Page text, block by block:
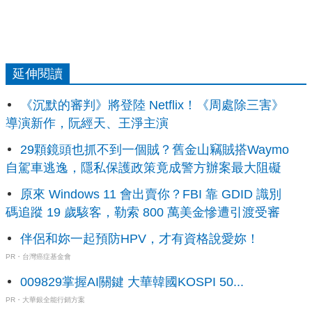
延伸閱讀
《沉默的審判》將登陸 Netflix！《周處除三害》
導演新作，阮經天、王淨主演
29顆鏡頭也抓不到一個賊？舊金山竊賊搭Waymo
自駕車逃逸，隱私保護政策竟成警方辦案最大阻礙
原來 Windows 11 會出賣你？FBI 靠 GDID 識別
碼追蹤 19 歲駭客，勒索 800 萬美金慘遭引渡受審
伴侶和妳一起預防HPV，才有資格說愛妳！
PR・台灣癌症基金會
009829掌握AI關鍵 大華韓國KOSPI 50...
PR・大華銀全能行銷方案